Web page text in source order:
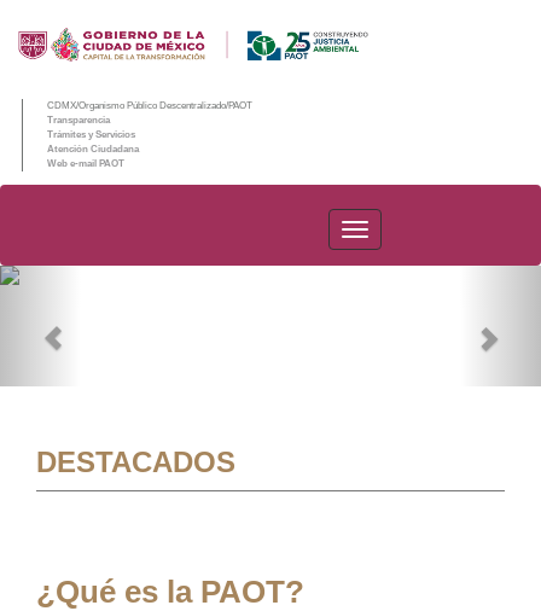
CDMX/Organismo Público Descentralizado/PAOT
Transparencia
Trámites y Servicios
Atención Ciudadana
Web e-mail PAOT
PAOT
DESTACADOS
¿Qué es la PAOT?